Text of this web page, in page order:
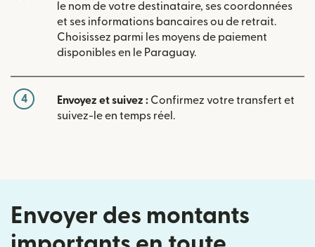
le nom de votre destinataire, ses coordonnées
et ses informations bancaires ou de retrait.
Choisissez parmi les moyens de paiement
disponibles en le Paraguay.
4 Envoyez et suivez : Confirmez votre transfert et
suivez-le en temps réel.
Envoyer des montants